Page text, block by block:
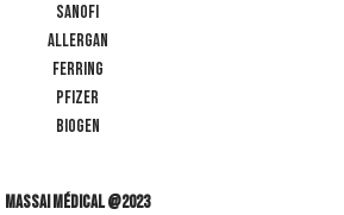
SANOFI
ALLERGAN
FERRING
PFIZER
BIOGEN
Massai Médical @2023